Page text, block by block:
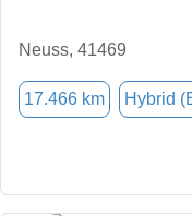
Neuss, 41469
17.466 km Hybrid